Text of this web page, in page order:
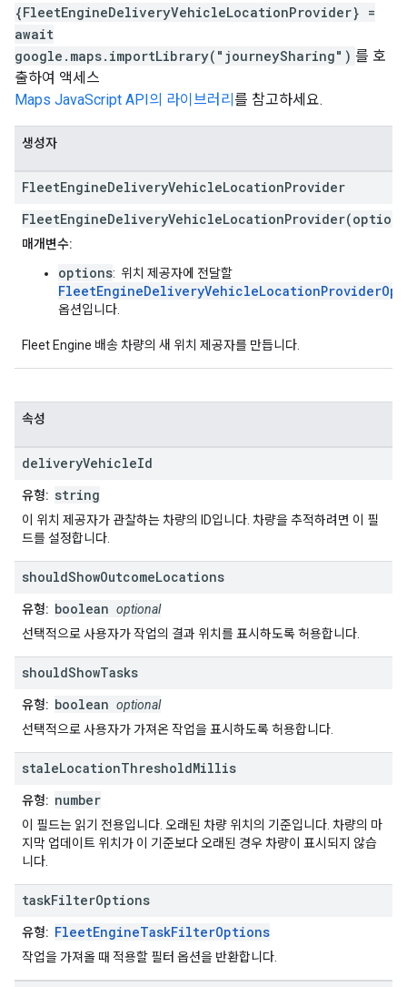
{FleetEngineDeliveryVehicleLocationProvider} =
await
google.maps.importLibrary("journeySharing") 를 호
출하여 액세스
Maps JavaScript API의 라이브러리 를 참고하세요.
생성자
FleetEngineDeliveryVehicleLocationProvider
매개변수:
options: 위치 제공자에 전달할
옵션입니다.
Fleet Engine 배송 차량의 새 위치 제공자를 만듭니다.
속성
deliveryVehicleId
유형: string
이 위치 제공자가 관찰하는 차량의 ID입니다. 차량을 추적하려면 이 필
드를 설정합니다.
shouldShowOutcomeLocations
유형: boolean optional
선택적으로 사용자가 작업의 결과 위치를 표시하도록 허용합니다.
shouldShowTasks
유형: boolean optional
선택적으로 사용자가 가져온 작업을 표시하도록 허용합니다.
staleLocationThresholdMillis
유형: number
이 필드는 읽기 전용입니다. 오래된 차량 위치의 기준입니다. 차량의 마
지막 업데이트 위치가 이 기준보다 오래된 경우 차량이 표시되지 않습
니다.
taskFilterOptions
유형: FleetEngineTaskFilterOptions
작업을 가져올 때 적용할 필터 옵션을 반환합니다.